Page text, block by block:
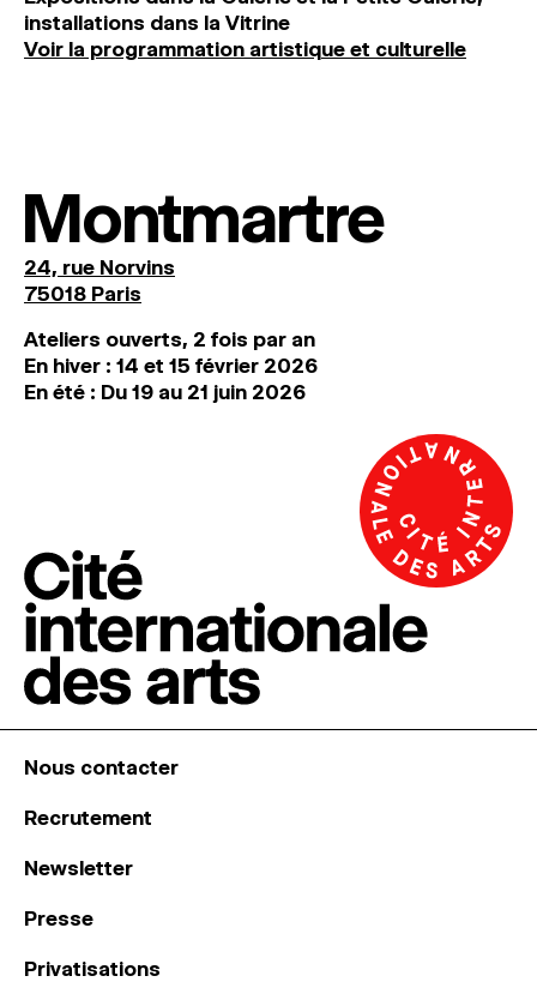
installations dans la Vitrine
Voir la programmation artistique et culturelle
Montmartre
24, rue Norvins
75018 Paris
Ateliers ouverts, 2 fois par an
En hiver : 14 et 15 février 2026
En été : Du 19 au 21 juin 2026
Nous contacter
Recrutement
Newsletter
Presse
Privatisations